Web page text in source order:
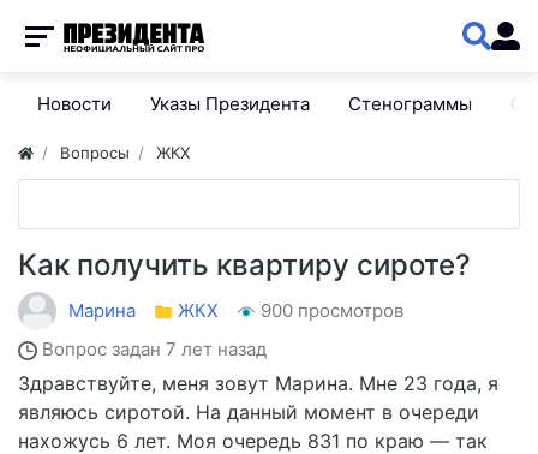
Новости Указы Президента Стенограммы
Вопросы ЖКХ
Как получить квартиру сироте?
Марина ЖКХ
900 просмотров
Вопрос задан 7 лет назад
Здравствуйте, меня зовут Марина. Мне 23 года, я
являюсь сиротой. На данный момент в очереди
нахожусь 6 лет. Моя очередь 831 по краю — так